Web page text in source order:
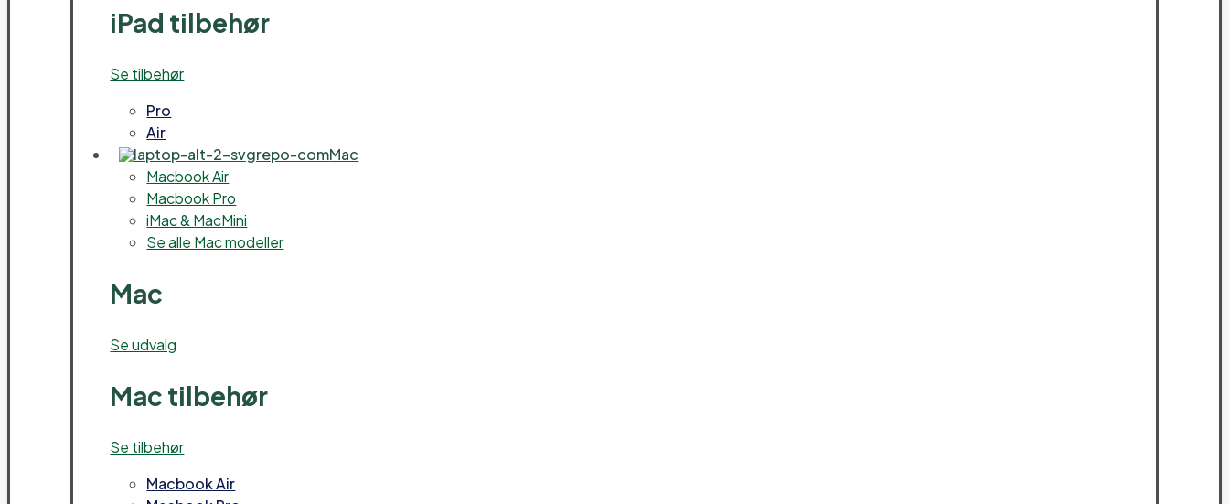
iPad tilbehør
Se tilbehør
Pro
Air
Mac
Macbook Air
Macbook Pro
iMac & MacMini
Se alle Mac modeller
Mac
Se udvalg
Mac tilbehør
Se tilbehør
Macbook Air